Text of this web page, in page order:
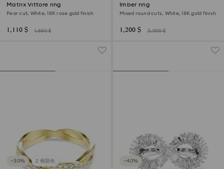
Matrix Vittore ring
Pear cut, White, 18K rose gold finish
1,110 $ 1,850 $
Imber ring
Mixed round cuts, White, 18K gold finish
1,200 $ 2,000 $
−30% 2 種顏色 −40%